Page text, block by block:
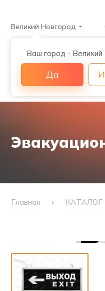
Великий Новгород
Ваш город - Великий
Да
Главная КАТАЛОГ